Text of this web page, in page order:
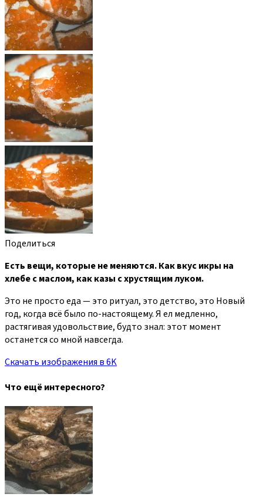
Поделиться
Есть вещи, которые не меняются. Как вкус икры на
хлебе с маслом, как казы с хрустящим луком.
Это не просто еда — это ритуал, это детство, это Новый
год, когда всё было по-настоящему. Я ел медленно,
растягивая удовольствие, будто знал: этот момент
останется со мной навсегда.
Скачать изображения в 6K
Что ещё интересного?